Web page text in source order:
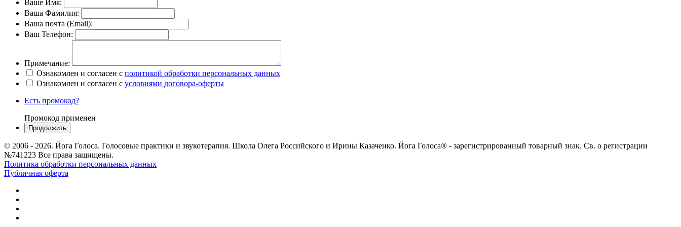
Ваше Имя:
Ваша Фамилия:
Ваша почта (Email):
Ваш Телефон:
Примечание:
Ознакомлен и согласен с политикой обработки персональных данных
Ознакомлен и согласен с условиями договора-оферты
Есть промокод?
Промокод применен
© 2006 - 2026. Йога Голоса. Голосовые практики и звукотерапия. Школа Олега Российского и Ирины Казаченко. Йога Голоса® - зарегистрированный товарный знак. Св. о регистрации
№741223 Все права защищены.
Политика обработки персональных данных
Публичная оферта